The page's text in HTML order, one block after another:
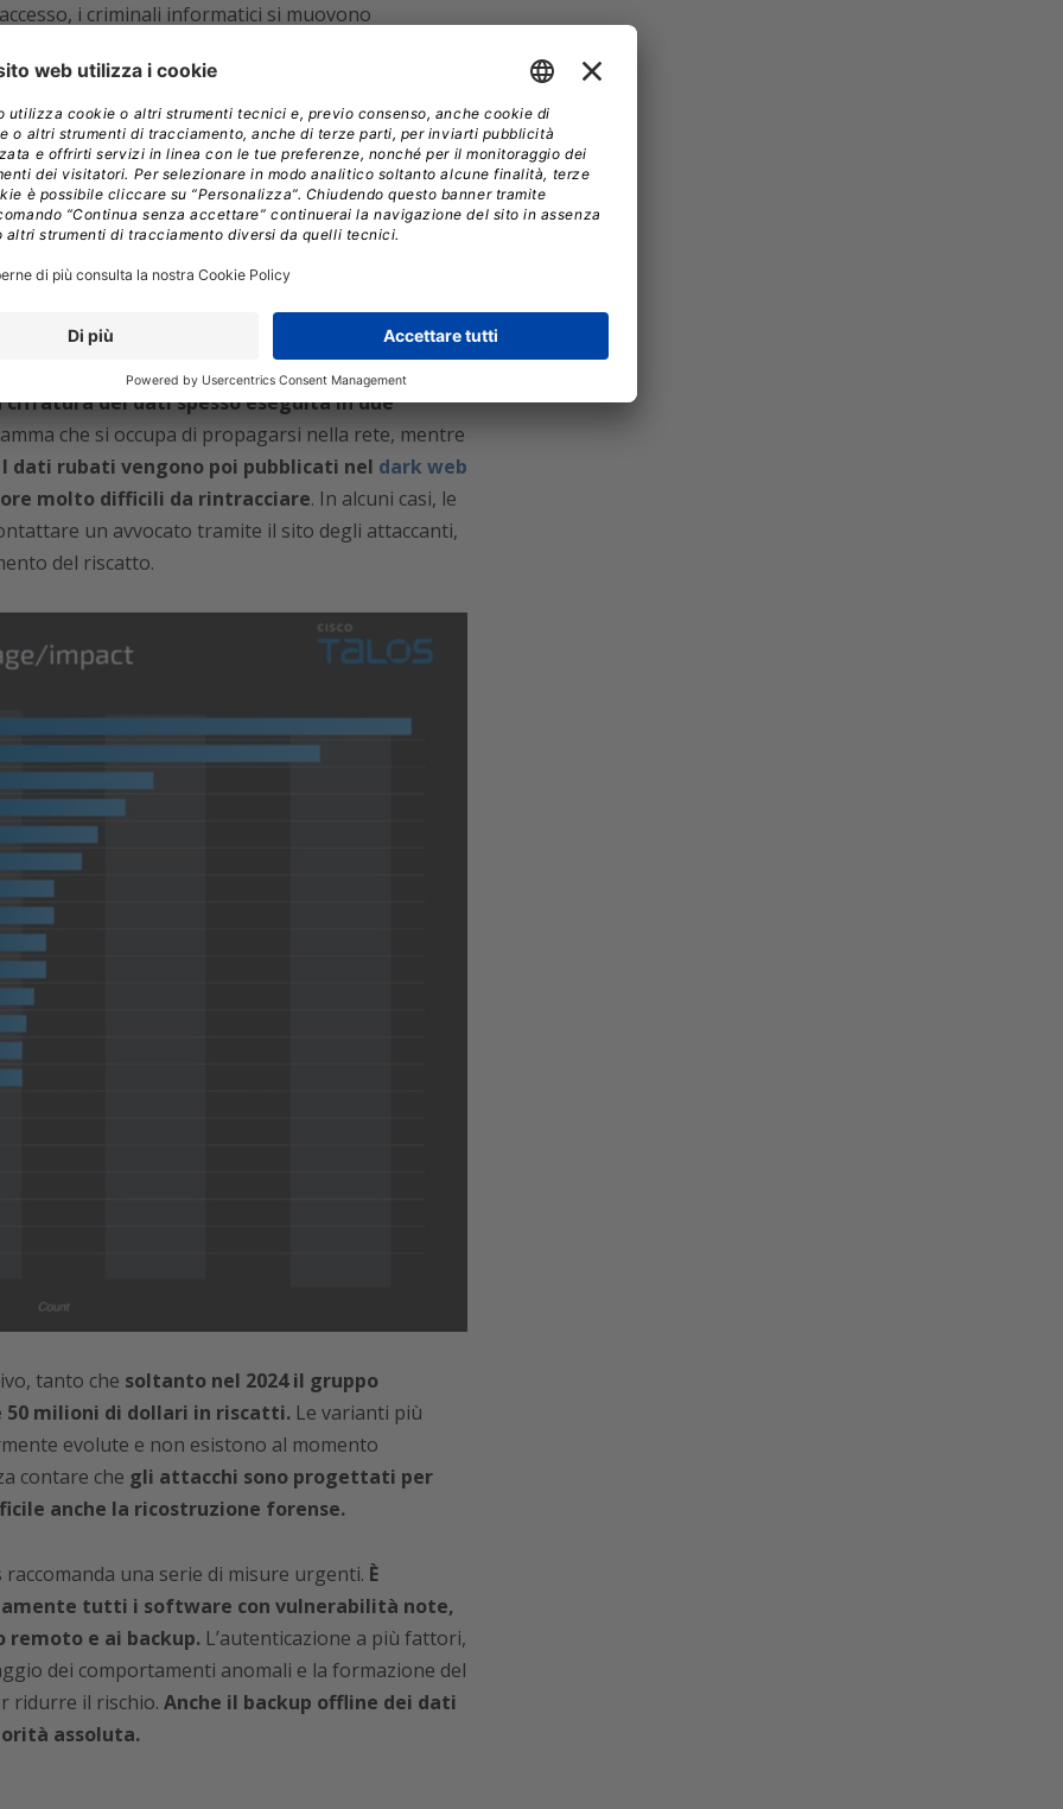
i criminali informatici si muovono
legittimi per diffondersi e per esfiltrare i
di Cisco Talos èl’utilizzo di programmi
o Paint, per visualizzare i file rubati prima
una pianificazione meticolosa e una
più sensibili da sfruttare nella fase di
cifratura dei dati spesso eseguita in due
che si occupa di propagarsi nella rete, mentre
I dati rubati vengono poi pubblicati nel dark web
molto difficili da rintracciare. In alcuni casi, le
un avvocato tramite il sito degli attaccanti,
del riscatto.
tanto che soltanto nel 2024 il gruppo
milioni di dollari in riscatti.Le varianti più
evolute e non esistono al momento
contare che gli attacchi sono progettati per
anche la ricostruzione forense.
una serie di misure urgenti. È
tutti i software con vulnerabilità note,
remoto e ai backup.L’autenticazione a più fattori,
dei comportamenti anomali e la formazione del
ridurre il rischio. Anche il backup offline dei dati
assoluta.